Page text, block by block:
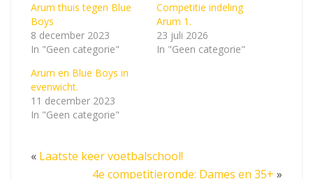
Arum thuis tegen Blue
Boys
8 december 2023
In "Geen categorie"
Competitie indeling
Arum 1.
23 juli 2026
In "Geen categorie"
Arum en Blue Boys in
evenwicht.
11 december 2023
In "Geen categorie"
« Laatste keer voetbalschool!
4e competitieronde: Dames en 35+ »